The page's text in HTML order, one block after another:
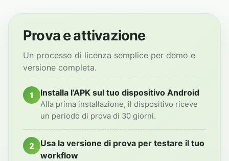
Prova e attivazione
Un processo di licenza semplice per demo e
versione completa.
1 Installa l’APK sul tuo dispositivo Android
Alla prima installazione, il dispositivo riceve
un periodo di prova di 30 giorni.
2
Usa la versione di prova per testare il tuo
workflow